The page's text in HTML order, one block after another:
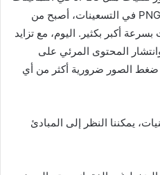
والـ GIF في أواخر الثمانينات، ثم PNG في التسعينات، أصبح من
أكبر بكثير. اليوم، مع تزايد
المحتوى المرئي على
الصور ضرورية أكثر من أي
يمكننا النظر إلى المبادئ